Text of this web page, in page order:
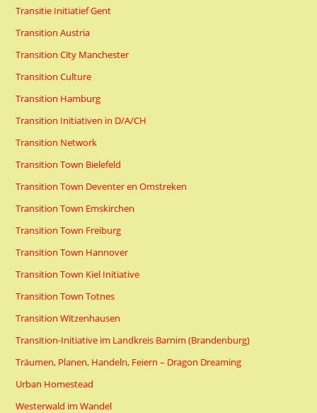
Transitie Initiatief Gent
Transition Austria
Transition City Manchester
Transition Culture
Transition Hamburg
Transition Initiativen in D/A/CH
Transition Network
Transition Town Bielefeld
Transition Town Deventer en Omstreken
Transition Town Emskirchen
Transition Town Freiburg
Transition Town Hannover
Transition Town Kiel Initiative
Transition Town Totnes
Transition Witzenhausen
Transition-Initiative im Landkreis Barnim (Brandenburg)
Träumen, Planen, Handeln, Feiern – Dragon Dreaming
Urban Homestead
Westerwald im Wandel